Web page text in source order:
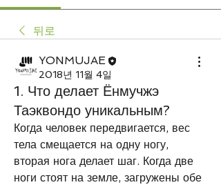
뒤로
YONMUJAE
2018년 11월 4일
1. Что делает Ёнмучжэ
Таэквондо уникальным?
Когда человек передвигается, вес
тела смещается на одну ногу,
вторая нога делает шаг. Когда две
ноги стоят на земле, загружены обе